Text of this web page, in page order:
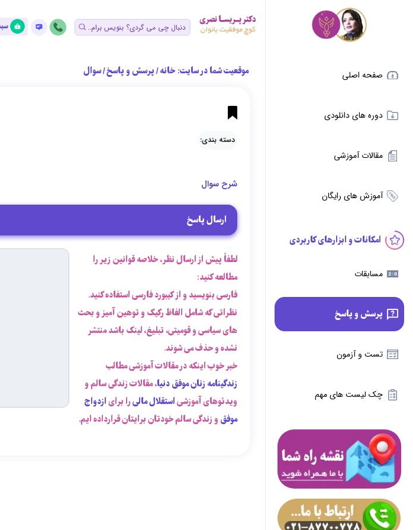
صفحه اصلی
دوره های دانلودی
مقالات آموزشی
آموزش های رایگان
امکانات و ابزارهای کاربردی
مسابقات
پرسش و پاسخ
تست و آزمون
چک لیست های مهم
موقعیت شما در سایت: خانه/پرسش و پاسخ/سوال
دسته بندی:
شرح سوال
ارسال پاسخ
لطفاً پیش از ارسال نظر، خلاصه قوانین زیر را
مطالعه کنید:
فارسی بنویسید و از کیبورد فارسی استفاده کنید.
نظراتی که شامل الفاظ رکیک و توهین آمیز و بحث
های سیاسی و قومیتی، تبلیغ، لینک باشد منتشر
نشده و حذف می شوند.
خبر خوب اینکه در مقالات آموزشی مطالب
زندگینامه زنان موفق دنیا، مقالات زندگی سالم و
ویدئوهای آموزشیاستقلال مالیرا برایازدواج
موفق و زندگی سالم خودتان برایتان قرارداده ایم.